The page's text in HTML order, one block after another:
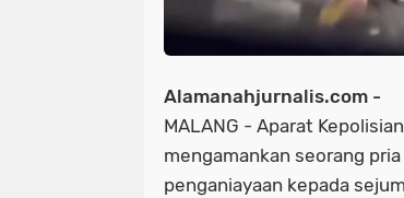
Alamanahjurnalis.com -
MALANG - Aparat
mengamankan seorang
penganiayaan kepada